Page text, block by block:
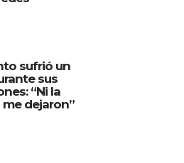
sufrió un
sus
“Ni la
dejaron”